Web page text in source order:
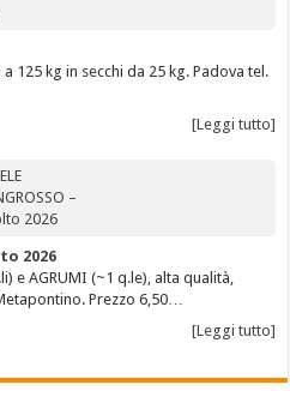
125 kg in secchi da 25 kg. Padova tel.
[Leggi tutto]
2026
e AGRUMI (~1 q.le), alta qualità,
Prezzo 6,50…
[Leggi tutto]